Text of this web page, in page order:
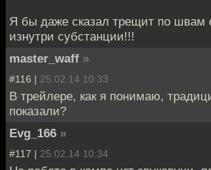
Я бы даже сказал трещит по швам
изнутри субстанции!!!
master_waff »
#116 | 25.02.14 10:33
В трейлере, как я понимаю,
показали?
Evg_166 »
#117 | 25.02.14 10:34